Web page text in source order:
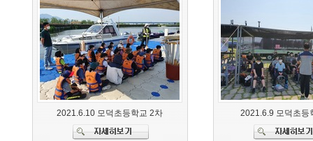
2021.6.10 모덕초등학교 2차 2021.6.9 모덕초등